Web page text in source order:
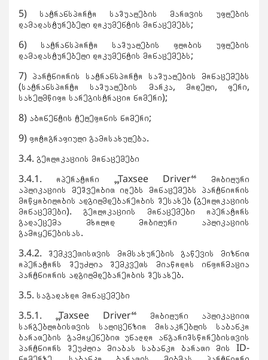
5) სატრანსპორტო საშუალების მართვის უფლების
დამადასტურებელი დოკუმენტის მონაცემებს;
6) სატრანსპორტო საშუალების ფლობის უფლების
დამადასტურებელი დოკუმენტის მონაცემებს;
7) პარტნიორის სატრანსპორტო საშუალების მონაცემებს
(სატრანსპორტო საშუალების მარკა, მოდელი, ფერი,
სახელმწიფო სარეგისტრაციო ნომერი);
8) აბონენტის ტელეფონის ნომერი;
9) ფოტოგრაფიული გამოსახულება.
3.4. გეოლოკაციის მონაცემები
3.4.1. ოპერატორი „Taxsee Driver“ მობილური
აპლიკაციის მეშვეობით იღებს მონაცემებს პარტნიორის
მოწყობილობის ადგილმდებარეობის შესახებ (გეოლოკაციის
მონაცემები). გეოლოკაციის მონაცემები ოპერატორს
გადაეცემა მხოლოდ მობილური აპლიკაციის
გამოყენებისას.
3.4.2. შემკვეთისთვის მომსახურების გაწევის მიზნით
ოპერატორს შეუძლია შემკვეთს მიაწოდოს ინფორმაცია
პარტნიორის ადგილმდებარეობის შესახებ.
3.5. საგადახდო მონაცემები
3.5.1. „Taxsee Driver“ მობილური აპლიკაციით
სარგებლობისთვის სალიცენზიო მოსაკრებლის საბანკო
ბარათების გამოყენებით უნაღდო ანგარიშსწორებისთვის
პარტნიორს შეუძლია მიაბას საბანკო ბარათი მის ID-